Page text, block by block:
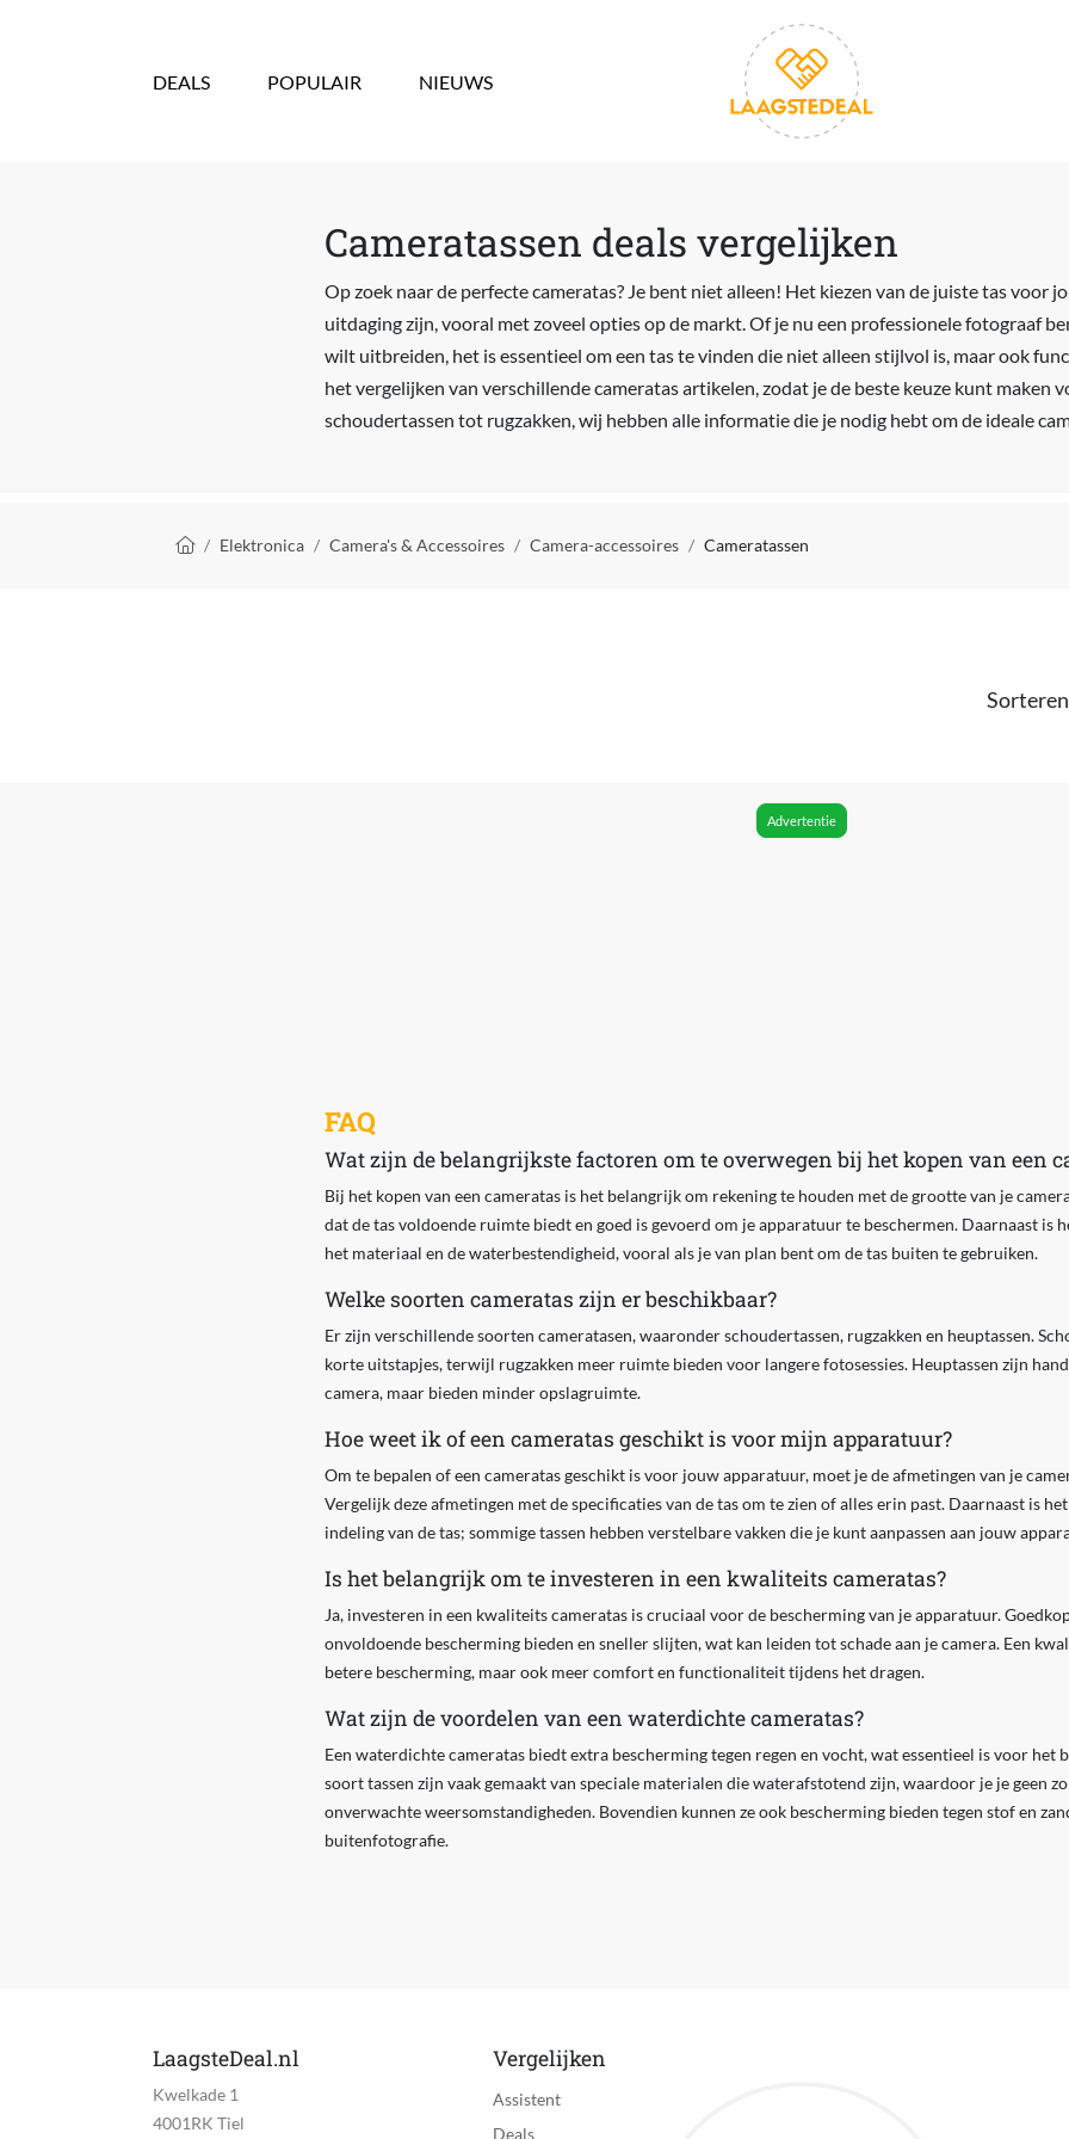
DEALS POPULAIR NIEUWS
Cameratassen deals vergelijken
Op zoek naar de perfecte cameratas? Je bent niet alleen! Het kiezen van de juiste tas voor
uitdaging zijn, vooral met zoveel opties op de markt. Of je nu een professionele fotograaf
wilt uitbreiden, het is essentieel om een tas te vinden die niet alleen stijlvol is, maar ook
het vergelijken van verschillende cameratas artikelen, zodat je de beste keuze kunt maken
schoudertassen tot rugzakken, wij hebben alle informatie die je nodig hebt om de ideale
Kruimelpad
Elektronica Camera's & Accessoires Camera-accessoires Cameratassen
Advertentie
FAQ
Wat zijn de belangrijkste factoren om te overwegen bij het kopen van een
Bij het kopen van een cameratas is het belangrijk om rekening te houden met de grootte van je
dat de tas voldoende ruimte biedt en goed is gevoerd om je apparatuur te beschermen. Daarnaast is
het materiaal en de waterbestendigheid, vooral als je van plan bent om de tas buiten te gebruiken.
Welke soorten cameratas zijn er beschikbaar?
Er zijn verschillende soorten cameratasen, waaronder schoudertassen, rugzakken en heuptassen.
korte uitstapjes, terwijl rugzakken meer ruimte bieden voor langere fotosessies. Heuptassen zijn
camera, maar bieden minder opslagruimte.
Hoe weet ik of een cameratas geschikt is voor mijn apparatuur?
Om te bepalen of een cameratas geschikt is voor jouw apparatuur, moet je de afmetingen van je
Vergelijk deze afmetingen met de specificaties van de tas om te zien of alles erin past. Daarnaast is
indeling van de tas; sommige tassen hebben verstelbare vakken die je kunt aanpassen aan jouw
Is het belangrijk om te investeren in een kwaliteits cameratas?
Ja, investeren in een kwaliteits cameratas is cruciaal voor de bescherming van je apparatuur.
onvoldoende bescherming bieden en sneller slijten, wat kan leiden tot schade aan je camera. Een
betere bescherming, maar ook meer comfort en functionaliteit tijdens het dragen.
Wat zijn de voordelen van een waterdichte cameratas?
Een waterdichte cameratas biedt extra bescherming tegen regen en vocht, wat essentieel is voor het
soort tassen zijn vaak gemaakt van speciale materialen die waterafstotend zijn, waardoor je je geen
onverwachte weersomstandigheden. Bovendien kunnen ze ook bescherming bieden tegen stof en
buitenfotografie.
LaagsteDeal.nl
Kwelkade 1
4001RK Tiel
Vergelijken
Assistent
Deals